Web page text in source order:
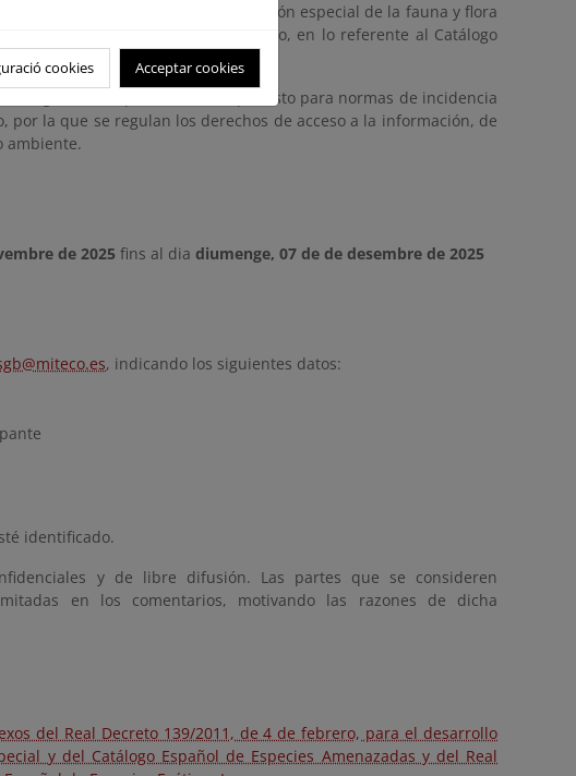
actualizado el estado de protección especial de la fauna y flora
Decreto 630/2013, de 2 de agosto, en lo referente al Catálogo
siguiendo el procedimiento previsto para normas de incidencia
la que se regulan los derechos de acceso a la información, de
ambiente.
de 2025 fins al dia diumenge, 07 de de desembre de 2025
, indicando los siguientes datos:
identificado.
y de libre difusión. Las partes que se consideren
en los comentarios, motivando las razones de dicha
del Real Decreto 139/2011, de 4 de febrero, para el desarrollo
y del Catálogo Español de Especies Amenazadas y del Real
cookies Acceptar cookies